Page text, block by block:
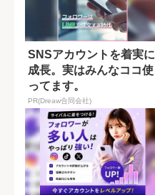
SNSアカウントを着実に
成長。実はみんなココ使
ってます。
PR(Dreaw合同会社)